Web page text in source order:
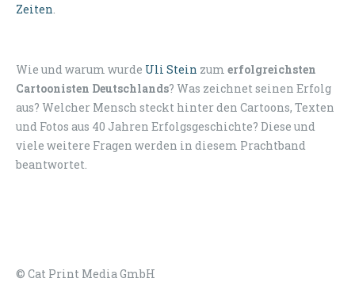
Zeiten
Wie und warum wurde Uli Stein zum erfolgreichsten
Cartoonisten Deutschlands? Was zeichnet seinen Erfolg
aus? Welcher Mensch steckt hinter den Cartoons, Texten
und Fotos aus 40 Jahren Erfolgsgeschichte? Diese und
viele weitere Fragen werden in diesem Prachtband
beantwortet.
© Cat Print Media GmbH